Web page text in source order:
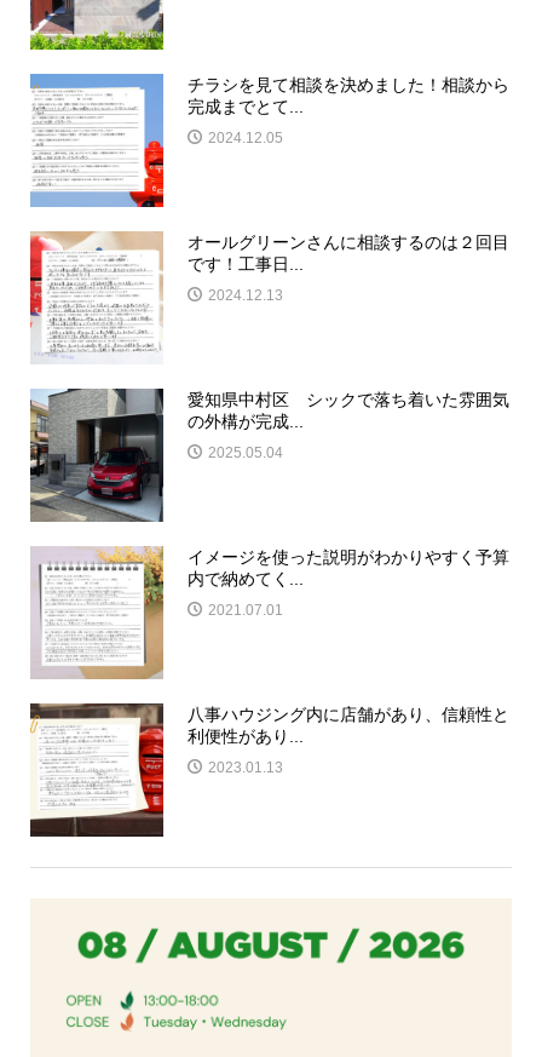
チラシを見て相談を決めました！相談から
完成までとて...
2024.12.05
オールグリーンさんに相談するのは２回目
です！工事日...
2024.12.13
愛知県中村区 シックで落ち着いた雰囲気
の外構が完成...
2025.05.04
イメージを使った説明がわかりやすく予算
内で納めてく...
2021.07.01
八事ハウジング内に店舗があり、信頼性と
利便性があり...
2023.01.13